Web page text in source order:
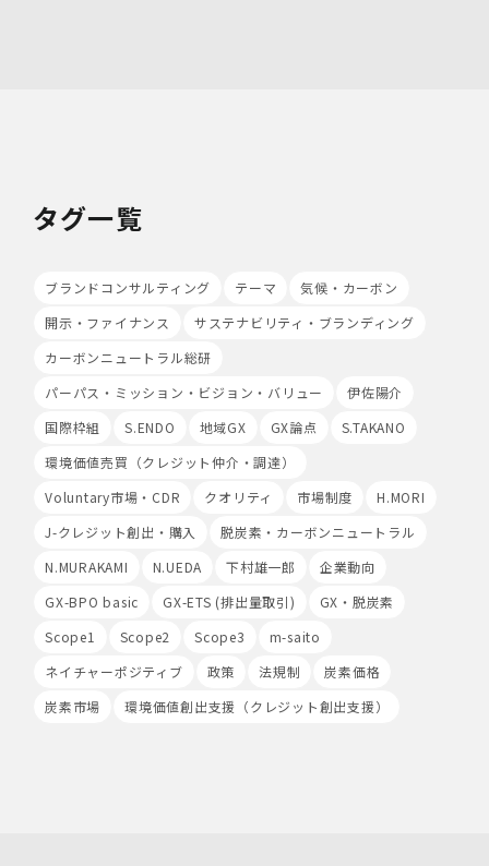
の収集を行うことがあります。また、広告の効果測定のた
め、第三者の運営するツールから当社サイトを訪れる前に
場合があります。
Cookieの使用は任意ですが、受け入れを拒否した場合
は、当社サービス等のご利用ができない場合があります。
このほか当社では、広告・マーケティング活動のため、第
ます。
当社は、サービス向上のためにGoogle LLC（以下
「Google社」といいます。）の提供するGoogle
Analyticsを利用することがあります。Google
Analyticsを利用しますと、Google社又は当社の設定す
イト訪問履歴を収集、記録、分析します。当社は、
Google社からその分析結果を受け取り、利用者様の利用
録、分析された利用者様の情報には、特定の個人を識別す
る情報は一切含まれません。また、それらの情報は、
Google社により同社のプライバシーポリシーに基づいて
管理されます。
タグ一覧
ブランドコンサルティング テーマ
気候・カーボン
開示・ファイナンス
サステナビリティ・ブランディング
カーボンニュートラル総研
パーパス・ミッション・ビジョン・バリュー
伊佐陽介
国際枠組
S.ENDO 地域GX GX論点
S.TAKANO
環境価値売買（クレジット仲介・調達）
Voluntary市場・CDR
クオリティ 市場制度
H.MORI
J-クレジット創出・購入
脱炭素・カーボンニュートラル
N.MURAKAMI
N.UEDA 下村雄一郎
企業動向
GX-BPO basic
GX-ETS (排出量取引)
GX・脱炭素
Scope1
Scope2 Scope3
m-saito
ネイチャーポジティブ
政策 法規制
炭素価格
炭素市場
環境価値創出支援（クレジット創出支援）